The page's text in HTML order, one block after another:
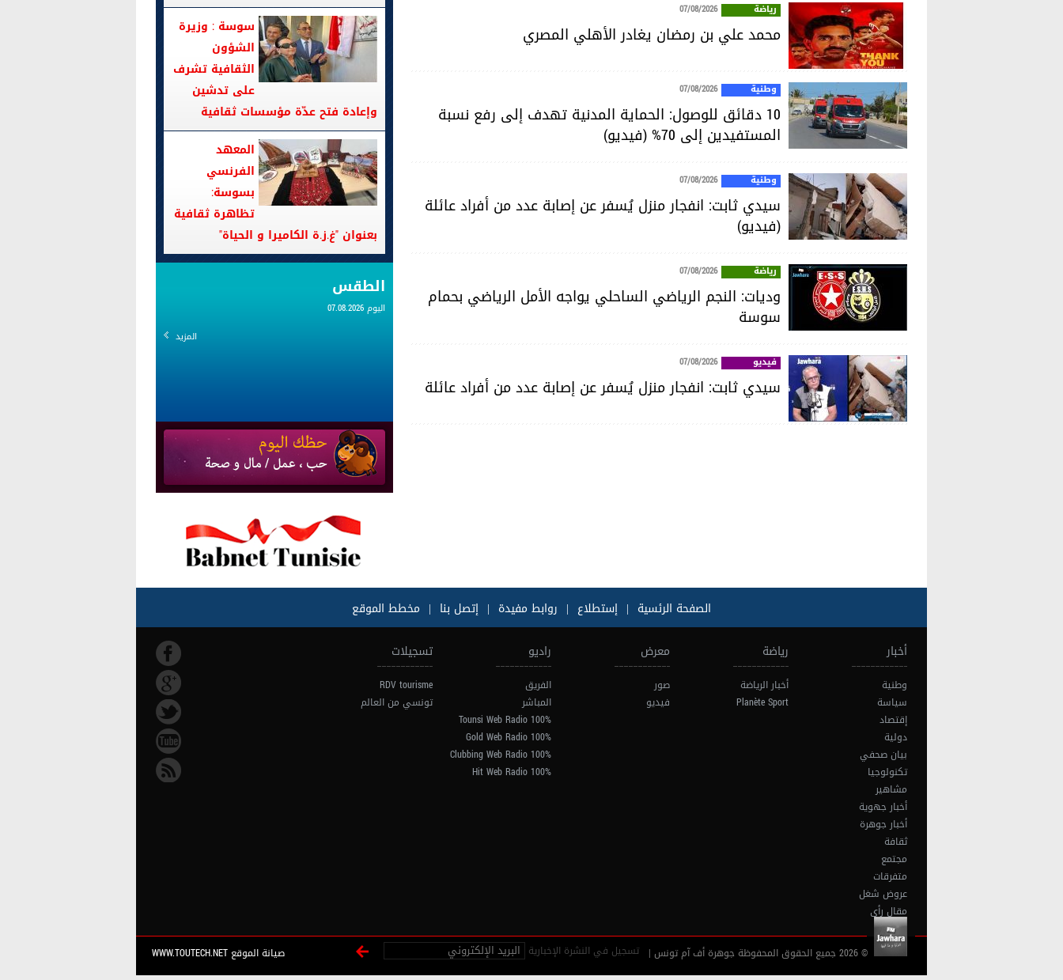
رياضة 07/08/2026
محمد علي بن رمضان يغادر الأهلي المصري
وطنية 07/08/2026
10 دقائق للوصول: الحماية المدنية تهدف إلى رفع نسبة
المستفيدين إلى 70% (فيديو)
وطنية 07/08/2026
سيدي ثابت: انفجار منزل يُسفر عن إصابة عدد من أفراد عائلة
(فيديو)
رياضة 07/08/2026
وديات: النجم الرياضي الساحلي يواجه الأمل الرياضي بحمام
سوسة
فيديو 07/08/2026
سيدي ثابت: انفجار منزل يُسفر عن إصابة عدد من أفراد عائلة
سوسة : وزيرة
الشؤون
الثقافية تشرف
على تدشين
وإعادة فتح عدّة مؤسسات ثقافية
المعهد
الفرنسي
بسوسة:
تظاهرة ثقافية
بعنوان "غ.ز.ة الكاميرا و الحياة"
الطقس
اليوم 07.08.2026
المزيد
الصفحة الرئسية | إستطلاع | روابط مفيدة | إتصل بنا | مخطط الموقع
أخبار
وطنية
سياسة
إقتصاد
دولية
بيان صحفي
تكنولوجيا
مشاهير
أخبار جهوية
أخبار جوهرة
ثقافة
مجتمع
متفرقات
عروض شغل
مقال رأي
رياضة
أخبار الرياضة
Planète Sport
معرض
صور
فيديو
راديو
الفريق
المباشر
100% Tounsi Web Radio
100% Gold Web Radio
100% Clubbing Web Radio
100% Hit Web Radio
تسجيلات
RDV tourisme
تونسي من العالم
© 2026 جميع الحقوق المحفوظة جوهرة أف آم تونس | تسجيل في النشرة الإخبارية صيانة الموقع WWW.TOUTECH.NET